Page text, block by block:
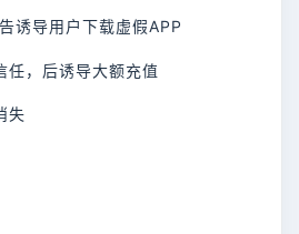
诱导用户下载虚假APP
任，后诱导大额充值
失